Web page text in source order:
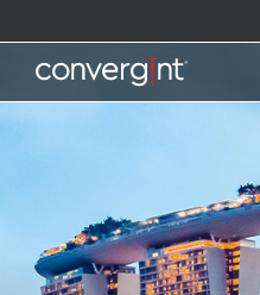
to
contentHome